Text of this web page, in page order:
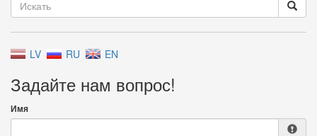
LV RU EN
Задайте нам вопрос!
Имя